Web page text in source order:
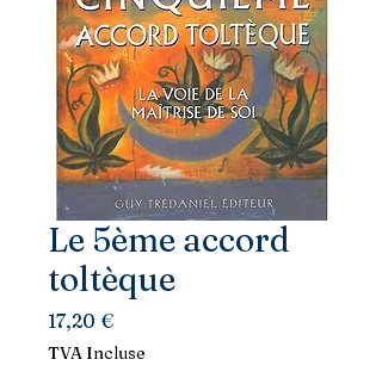
Le 5ème accord
toltèque
17,20 €Prix
TVA Incluse